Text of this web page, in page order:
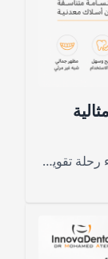
في الماضي كان الكثيرون يترددون في بدء رحلة تقويم الأسنان خوفًا من المظهر اللافت للأسلاك المعدنية